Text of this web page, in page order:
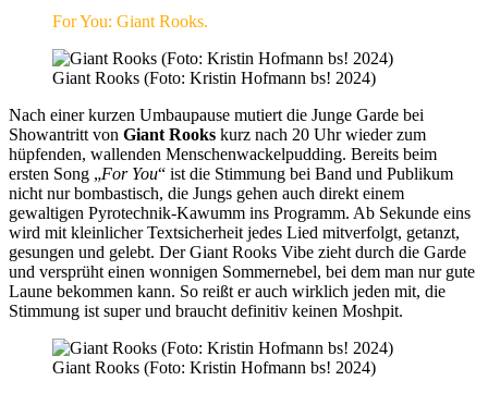
For You: Giant Rooks.
Giant Rooks (Foto: Kristin Hofmann bs! 2024)
Nach einer kurzen Umbaupause mutiert die Junge Garde bei
Showantritt von Giant Rooks kurz nach 20 Uhr wieder zum
hüpfenden, wallenden Menschenwackelpudding. Bereits beim
ersten Song „For You“ ist die Stimmung bei Band und Publikum
nicht nur bombastisch, die Jungs gehen auch direkt einem
gewaltigen Pyrotechnik-Kawumm ins Programm. Ab Sekunde eins
wird mit kleinlicher Textsicherheit jedes Lied mitverfolgt, getanzt,
gesungen und gelebt. Der Giant Rooks Vibe zieht durch die Garde
und versprüht einen wonnigen Sommernebel, bei dem man nur gute
Laune bekommen kann. So reißt er auch wirklich jeden mit, die
Stimmung ist super und braucht definitiv keinen Moshpit.
Giant Rooks (Foto: Kristin Hofmann bs! 2024)